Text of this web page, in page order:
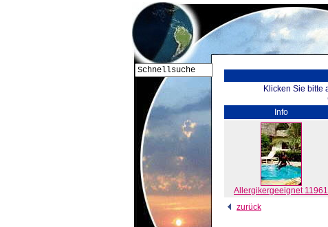
Klicken Sie bitte
Info
Allergikergeeignet 11961
zurück